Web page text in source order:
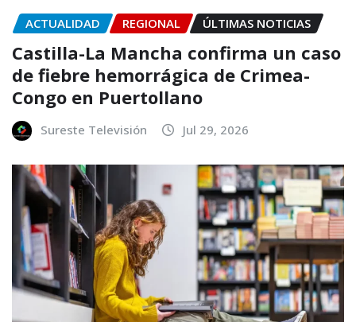
ACTUALIDAD REGIONAL ÚLTIMAS NOTICIAS
Castilla-La Mancha confirma un caso
de fiebre hemorrágica de Crimea-
Congo en Puertollano
Sureste Televisión Jul 29, 2026